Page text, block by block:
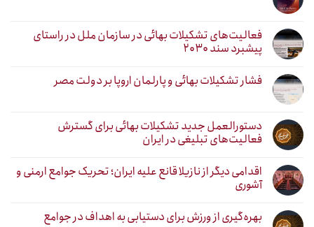
فعالیت‌های تشکیلات بهائی در سازمان ملل در راستای
پیشبرد سند ۲۰۳۰
فشار تشکیلات بهائی و پارلمان اروپا بر دولت مصر
دستورالعمل جدید تشکیلات بهائی برای گسترش
فعالیت‌های تبلیغی در ایران
اقدامی دیگر از نازیلا قانع علیه ایران؛ تحریک جوامع ارمنی و
آشوری
بهره‌گیری از ورزش برای دستیابی به اهداف در جوامع